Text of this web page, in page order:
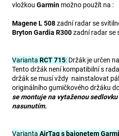
vložkou Garmin možno použít na :
Magene L 508zadní radar se
Bryton Gardia R300zadní radar se
Varianta RCT 715: Držák je určen
Tento držák není kompatibilní s
držák se musí vždy nainstalovat
originálního gumičkového držáku
se montuje na vytaženou
nasunutím.
Varianta AirTag s bajonetem